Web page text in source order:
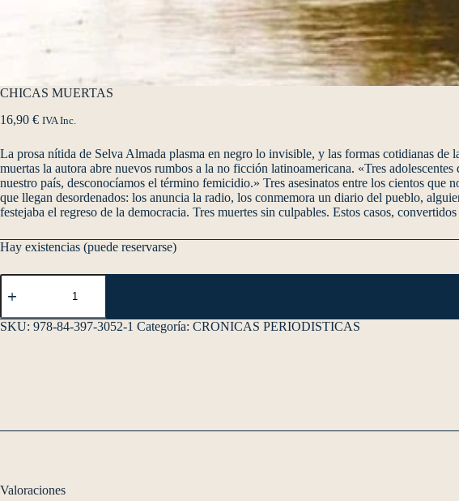
CHICAS MUERTAS
16,90 € IVA Inc.
La prosa nítida de Selva Almada plasma en negro lo invisible, y las formas cotidianas
muertas la autora abre nuevos rumbos a la no ficción latinoamericana. «Tres
nuestro país, desconocíamos el término femicidio.» Tres asesinatos entre los cientos que
que llegan desordenados: los anuncia la radio, los conmemora un diario del pueblo,
festejaba el regreso de la democracia. Tres muertes sin culpables. Estos casos,
Hay existencias (puede reservarse)
SKU: 978-84-397-3052-1 Categoría: CRONICAS PERIODISTICAS
Valoraciones